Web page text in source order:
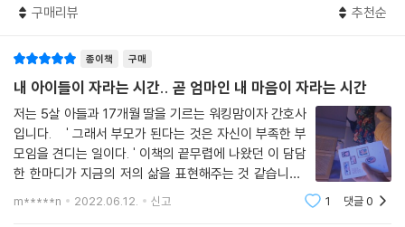
영이 엄마 또한 이를 수긍했는데, 화나면 손이 먼저 나가고, 아이를 너무 자
상담을 하면서 저자는 우선 엄마 지연씨의 속내를 들어봤다. “아이를 돌보
는 게 힘들어요.” “몇 년 전부터는 우울해서 죽고 싶다는 생각도 가끔 해
요.” “내 아이를 성숙한 인간으로 키워내야 하는 게 두려워요.” 지연씨는
외할머니와 홀어머니 슬하에서 학업을 중도에 그만둘 만큼 여유 없이 자랐
다. 그런 지연씨에게 의지할 존재는 없었고, 남편 역시 직장 일에 치여 지연
씨가 마음을 기댈 만한 대상이 되지 못했다. 그런데 지연씨는 아이를 낳자
구매리뷰 추천순
종이책 구매
내 아이들이 자라는 시간.. 곧 엄마인 내 마음이 자라는 시간
저는 5살 아들과 17개월 딸을 기르는 워킹맘이자 간호사
입니다. ' 그래서 부모가 된다는 것은 자신이 부족한 부
모임을 견디는 일이다. ' 이책의 끝무렵에 나왔던 이 담담
한 한마디가 지금의 저의 삶을 표현해주는 것 같습니다.
까불팅이 같은 두 강아지들과 매일을 울고 웃고 전쟁같은
m*****n 2022.06.12. 신고 1 댓글0